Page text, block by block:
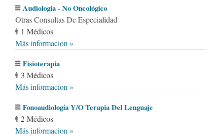
Audiologia - No Oncológico
Otras Consultas De Especialidad
1 Médicos
Más informacion »
Fisioterapia
3 Médicos
Más informacion »
Fonoaudiología Y/O Terapia Del Lenguaje
2 Médicos
Más informacion »